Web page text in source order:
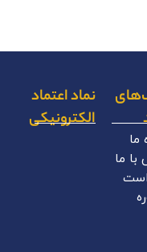
ما
ما
نماد اعتماد
الکترونیکی